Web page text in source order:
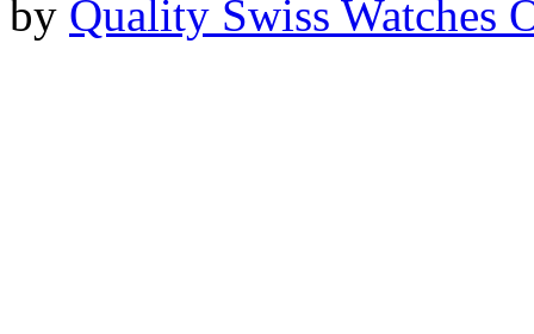
by Quality Swiss Watches